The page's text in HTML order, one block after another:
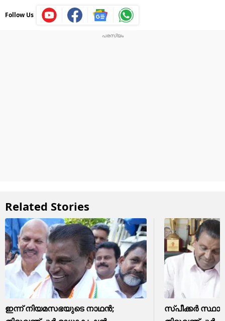
Follow Us
Related Stories
ഇന്ന് നിയമസഭയുടെ നാഥൻ;
സ്പീക്കർ